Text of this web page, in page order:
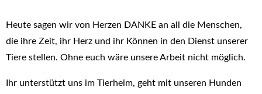
Heute sagen wir von Herzen DANKE an all die Menschen,
die ihre Zeit, ihr Herz und ihr Können in den Dienst unserer
Tiere stellen. Ohne euch wäre unsere Arbeit nicht möglich.
Ihr unterstützt uns im Tierheim, geht mit unseren Hunden